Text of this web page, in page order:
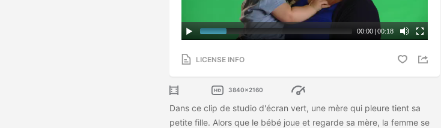
00:00 | 00:18
LICENSE INFO
3840x2160
Dans ce clip de studio d'écran vert, une mère qui pleure tient sa
petite fille. Alors que le bébé joue et regarde sa mère, la femme se